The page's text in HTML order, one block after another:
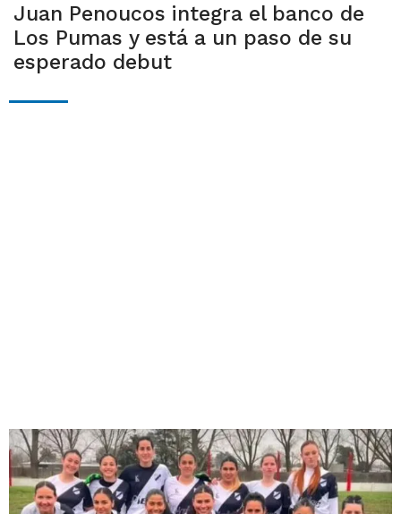
Juan Penoucos integra el banco de
Los Pumas y está a un paso de su
esperado debut